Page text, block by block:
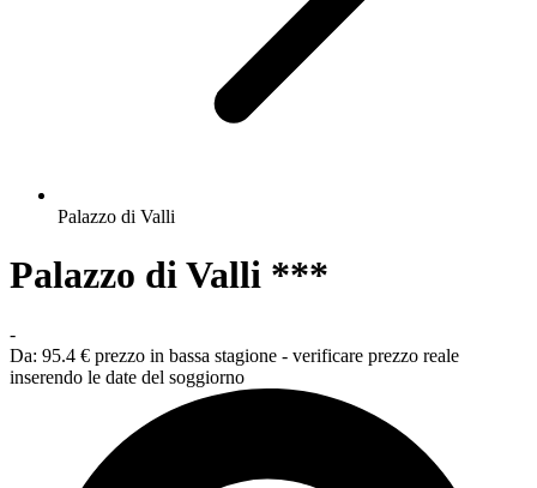
Palazzo di Valli
Palazzo di Valli ***
-
Da: 95.4 € prezzo in bassa stagione - verificare prezzo reale
inserendo le date del soggiorno